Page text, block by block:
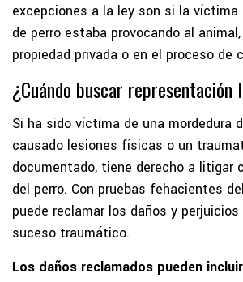
excepciones a la ley son si la víctima
de perro estaba provocando al
propiedad privada o en el proceso de
¿Cuándo buscar representación
Si ha sido víctima de una mordedura
causado lesiones físicas o un
documentado, tiene derecho a litigar
del perro. Con pruebas fehacientes
puede reclamar los daños y
suceso traumático.
Los daños reclamados pueden